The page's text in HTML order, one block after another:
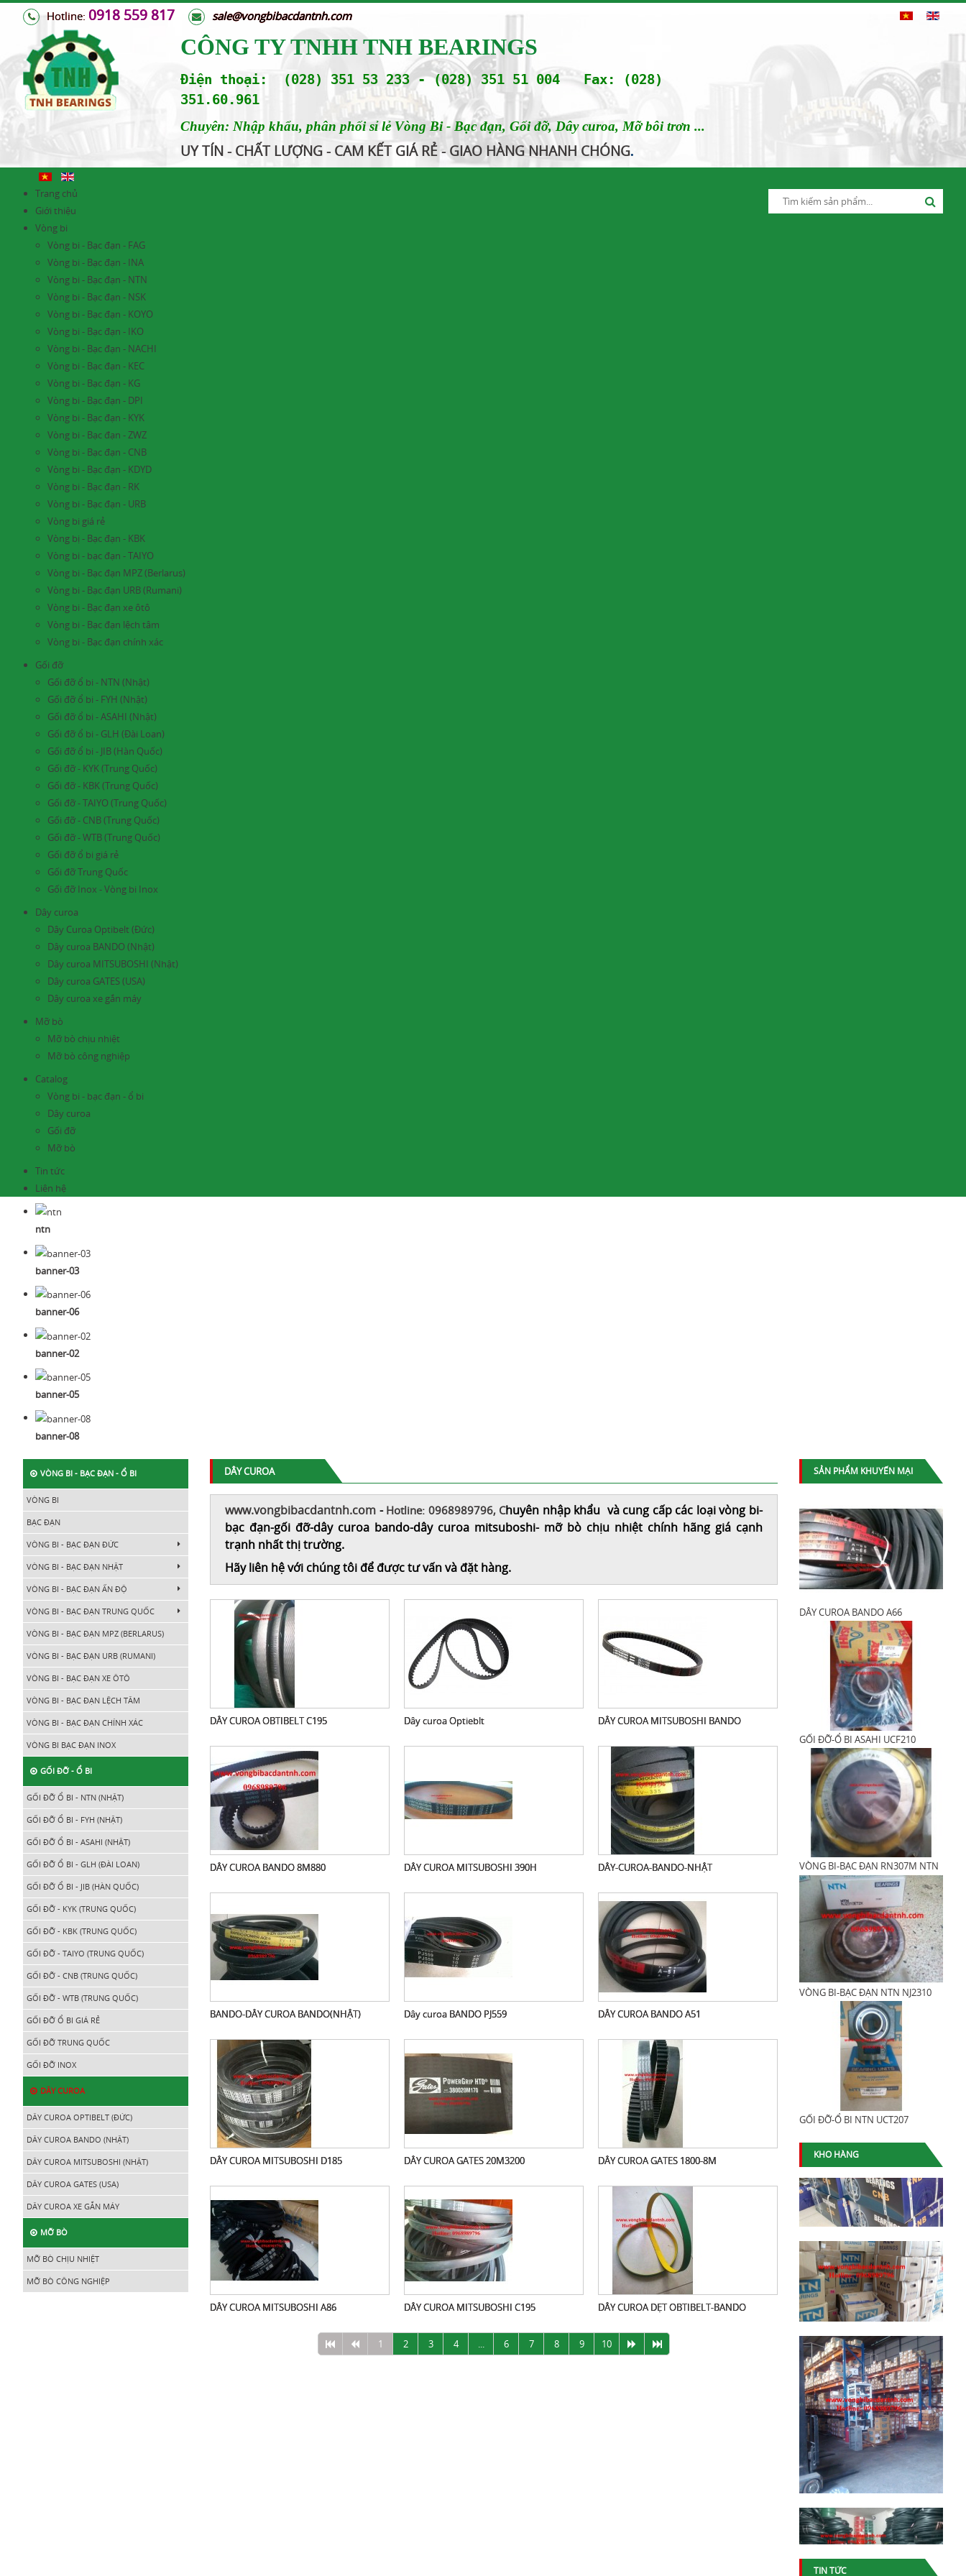
Hotline: 0918 559 817 sale@vongbibacdantnh.com
CÔNG TY TNHH TNH BEARINGS
Điện thoại: (028) 351 53 233 - (028) 351 51 004 Fax: (028)
351.60.961
Chuyên: Nhập khẩu, phân phối sỉ lẻ Vòng Bi - Bạc đạn, Gối đỡ, Dây curoa, Mỡ bôi trơn ...
UY TÍN - CHẤT LƯỢNG - CAM KẾT GIÁ RẺ - GIAO HÀNG NHANH CHÓNG.
Trang chủ
Giới thiệu
Vòng bi
Vòng bi - Bạc đạn - FAG
Vòng bi - Bạc đạn - INA
Vòng bi - Bạc đạn - NTN
Vòng bi - Bạc đạn - NSK
Vòng bi - Bạc đạn - KOYO
Vòng bi - Bạc đạn - IKO
Vòng bi - Bạc đạn - NACHI
Vòng bi - Bạc đạn - KEC
Vòng bi - Bạc đạn - KG
Vòng bi - Bạc đạn - DPI
Vòng bi - Bạc đạn - KYK
Vòng bi - Bạc đạn - ZWZ
Vòng bi - Bạc đạn - CNB
Vòng bi - Bạc đạn - KDYD
Vòng bi - Bạc đạn - RK
Vòng bi - Bạc đạn - URB
Vòng bi giá rẻ
Vòng bị - Bạc đạn - KBK
Vòng bi - bạc đạn - TAIYO
Vòng bi - Bạc đạn MPZ (Berlarus)
Vòng bi - Bạc đạn URB (Rumani)
Vòng bi - Bạc đạn xe ôtô
Vòng bi - Bạc đạn lệch tâm
Vòng bi - Bạc đạn chính xác
Gối đỡ
Gối đỡ ổ bi - NTN (Nhật)
Gối đỡ ổ bi - FYH (Nhật)
Gối đỡ ổ bi - ASAHI (Nhật)
Gối đỡ ổ bi - GLH (Đài Loan)
Gối đỡ ổ bi - JIB (Hàn Quốc)
Gối đỡ - KYK (Trung Quốc)
Gối đỡ - KBK (Trung Quốc)
Gối đỡ - TAIYO (Trung Quốc)
Gối đỡ - CNB (Trung Quốc)
Gối đỡ - WTB (Trung Quốc)
Gối đỡ ổ bi giá rẻ
Gối đỡ Trung Quốc
Gối đỡ Inox - Vòng bi Inox
Dây curoa
Dây Curoa Optibelt (Đức)
Dây curoa BANDO (Nhật)
Dây curoa MITSUBOSHI (Nhật)
Dây curoa GATES (USA)
Dây curoa xe gắn máy
Mỡ bò
Mỡ bò chịu nhiệt
Mỡ bò công nghiệp
Catalog
Vòng bi - bạc đạn - ổ bi
Dây curoa
Gối đỡ
Mỡ bò
Tin tức
Liên hệ
ntn
banner-03
banner-06
banner-02
banner-05
banner-08
VÒNG BI - BẠC ĐẠN - Ổ BI
VÒNG BI
BẠC ĐẠN
VÒNG BI - BẠC ĐẠN ĐỨC
VÒNG BI - BẠC ĐẠN NHẬT
VÒNG BI - BẠC ĐẠN ẤN ĐỘ
VÒNG BI - BẠC ĐẠN TRUNG QUỐC
VÒNG BI - BẠC ĐẠN MPZ (BERLARUS)
VÒNG BI - BẠC ĐẠN URB (RUMANI)
VÒNG BI - BẠC ĐẠN XE ÔTÔ
VÒNG BI - BẠC ĐẠN LỆCH TÂM
VÒNG BI - BẠC ĐẠN CHÍNH XÁC
VÒNG BI BẠC ĐẠN INOX
GỐI ĐỠ - Ổ BI
GỐI ĐỠ Ổ BI - NTN (NHẬT)
GỐI ĐỠ Ổ BI - FYH (NHẬT)
GỐI ĐỠ Ổ BI - ASAHI (NHẬT)
GỐI ĐỠ Ổ BI - GLH (ĐÀI LOAN)
GỐI ĐỠ Ổ BI - JIB (HÀN QUỐC)
GỐI ĐỠ - KYK (TRUNG QUỐC)
GỐI ĐỠ - KBK (TRUNG QUỐC)
GỐI ĐỠ - TAIYO (TRUNG QUỐC)
GỐI ĐỠ - CNB (TRUNG QUỐC)
GỐI ĐỠ - WTB (TRUNG QUỐC)
GỐI ĐỠ Ổ BI GIÁ RẺ
GỐI ĐỠ TRUNG QUỐC
GỐI ĐỠ INOX
DÂY CUROA
DÂY CUROA OPTIBELT (ĐỨC)
DÂY CUROA BANDO (NHẬT)
DÂY CUROA MITSUBOSHI (NHẬT)
DÂY CUROA GATES (USA)
DÂY CUROA XE GẮN MÁY
MỠ BÒ
MỠ BÒ CHỊU NHIỆT
MỠ BÒ CÔNG NGHIỆP
DÂY CUROA
www.vongbibacdantnh.com - Hotline: 0968989796, Chuyên nhập khẩu và cung cấp các loại vòng bi-
bạc đạn-gối đỡ-dây curoa bando-dây curoa mitsuboshi- mỡ bò chịu nhiệt chính hãng giá cạnh
trạnh nhất thị trường.
Hãy liên hệ với chúng tôi để được tư vấn và đặt hàng.
DÂY CUROA OBTIBELT C195 Dây curoa Optieblt DÂY CUROA MITSUBOSHI BANDO
DÂY CUROA BANDO 8M880 DÂY CUROA MITSUBOSHI 390H DÂY-CUROA-BANDO-NHẬT
BANDO-DÂY CUROA BANDO(NHẬT) Dây curoa BANDO PJ559 DÂY CUROA BANDO A51
DÂY CUROA MITSUBOSHI D185 DÂY CUROA GATES 20M3200 DÂY CUROA GATES 1800-8M
DÂY CUROA MITSUBOSHI A86 DÂY CUROA MITSUBOSHI C195 DÂY CUROA DẸT OBTIBELT-BANDO
1 2 3 4 ... 6 7 8 9 10
SẢN PHẨM KHUYẾN MẠI
DÂY CUROA BANDO A66
GỐI ĐỠ-Ổ BI ASAHI UCF210
VÒNG BI-BẠC ĐẠN RN307M NTN
VÒNG BI-BẠC ĐẠN NTN NJ2310
GỐI ĐỠ-Ổ BI NTN UCT207
KHO HÀNG
TIN TỨC